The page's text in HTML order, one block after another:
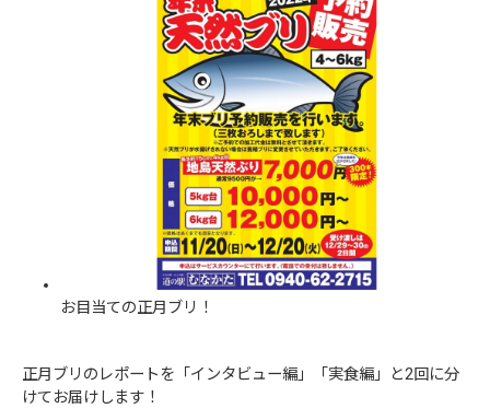
お目当ての正月ブリ！
正月ブリのレポートを「インタビュー編」「実食編」と2回に分
けてお届けします！